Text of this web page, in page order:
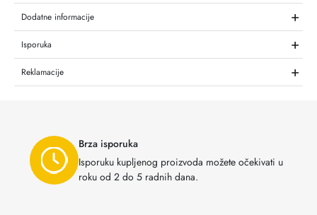
Dodatne informacije +
Isporuka +
Reklamacije +
Brza isporuka
Isporuku kupljenog proizvoda možete očekivati u
roku od 2 do 5 radnih dana.